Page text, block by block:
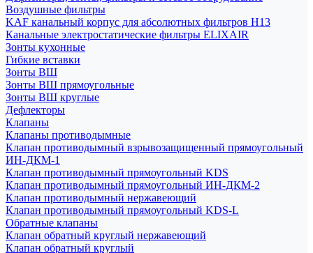
Воздушные фильтры
KAF канальный корпус для абсолютных фильтров H13
Канальные электростатические фильтры ELIXAIR
Зонты кухонные
Гибкие вставки
Зонты ВШ
Зонты ВШ прямоугольные
Зонты ВШ круглые
Дефлекторы
Клапаны
Клапаны противодымные
Клапан противодымный взрывозащищенный прямоугольный
ИН-ДКМ-1
Клапан противодымный прямоугольный KDS
Клапан противодымный прямоугольный ИН-ДКМ-2
Клапан противодымный нержавеющий
Клапан противодымный прямоугольный KDS-L
Обратные клапаны
Клапан обратный круглый нержавеющий
Клапан обратный круглый